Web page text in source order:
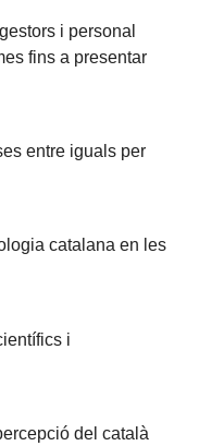
i personal
fins a presentar
entre iguals per
catalana en les
i
del català